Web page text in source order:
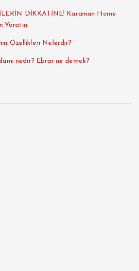
DİKKATİNE! Karaman Home
Yaratın
Özellikleri Nelerdir?
nedir? Ebrar ne demek?